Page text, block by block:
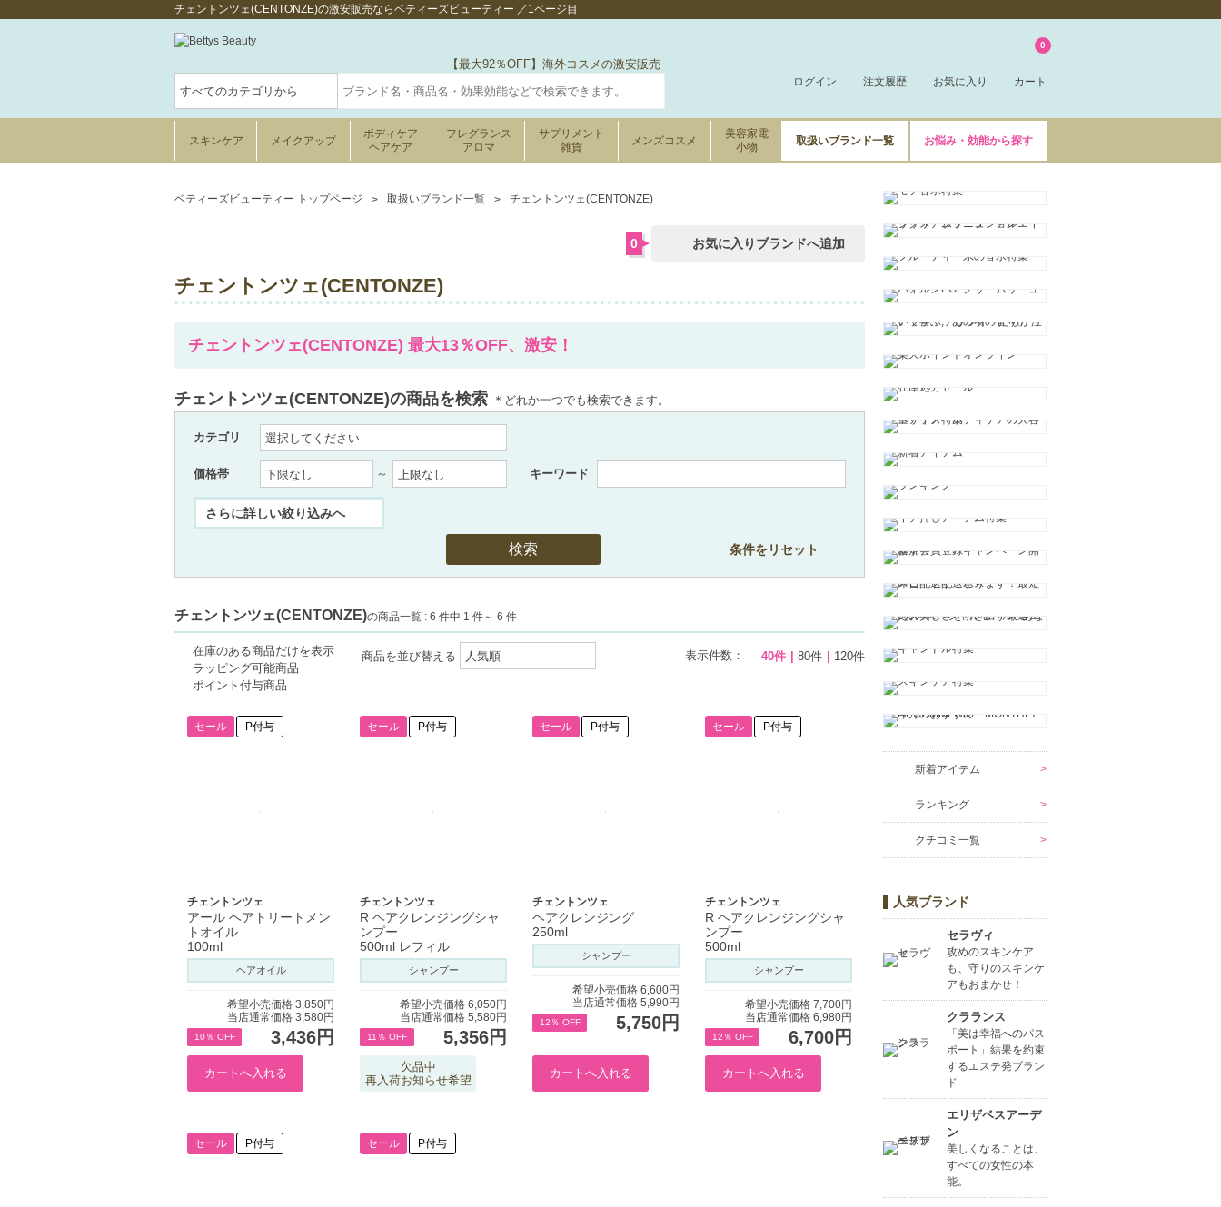
チェントンツェ(CENTONZE)の激安販売ならベティーズビューティー ／1ページ目
【最大92％OFF】海外コスメの激安販売
ログイン 注文履歴 お気に入り カート
0
スキンケア メイクアップ
ボディケア
ヘアケア
フレグランス
アロマ
サプリメント
雑貨
メンズコスメ
美容家電
小物
取扱いブランド一覧 お悩み・効能から探す
ベティーズビューティー トップページ 取扱いブランド一覧 チェントンツェ(CENTONZE)
0 お気に入りブランドへ追加
チェントンツェ(CENTONZE)
チェントンツェ(CENTONZE) 最大13％OFF、激安！
チェントンツェ(CENTONZE)の商品を検索 ＊どれか一つでも検索できます。
カテゴリ
価格帯 ～ キーワード
条件をリセット
チェントンツェ(CENTONZE)の商品一覧 : 6 件中 1 件～ 6 件
在庫のある商品だけを表示
ラッピング可能商品
ポイント付与商品
商品を並び替える 表示件数： 40件 80件 120件
セール P付与
チェントンツェ
アール ヘアトリートメン
トオイル
100ml
ヘアオイル
希望小売価格 3,850円
当店通常価格 3,580円
10％ OFF 3,436円
セール P付与
チェントンツェ
R ヘアクレンジングシャ
ンプー
500ml レフィル
シャンプー
希望小売価格 6,050円
当店通常価格 5,580円
11％ OFF 5,356円
欠品中
再入荷お知らせ希望
セール P付与
チェントンツェ
ヘアクレンジング
250ml
シャンプー
希望小売価格 6,600円
当店通常価格 5,990円
12％ OFF 5,750円
セール P付与
チェントンツェ
R ヘアクレンジングシャ
ンプー
500ml
シャンプー
希望小売価格 7,700円
当店通常価格 6,980円
12％ OFF 6,700円
セール P付与 セール P付与
新着アイテム
ランキング
クチコミ一覧
人気ブランド
セラヴィ
攻めのスキンケア
も、守りのスキンケ
アもおまかせ！
クラランス
「美は幸福へのパス
ポート」結果を約束
するエステ発ブラン
ド
エリザベスアーデ
ン
美しくなることは、
すべての女性の本
能。